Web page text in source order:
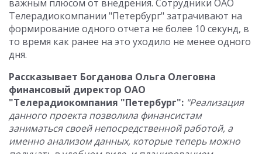
важным плюсом от внедрения. Сотрудники ОАО
Телерадиокомпании "Петербург" затрачивают на
формирование одного отчета не более 10 секунд, в
то время как ранее на это уходило не менее одного
дня.
Рассказывает Богданова Ольга Олеговна
финансовый директор ОАО
"Телерадиокомпания "Петербург": "Реализация
данного проекта позволила финансистам
заниматься своей непосредственной работой, а
именно анализом данных, которые теперь можно